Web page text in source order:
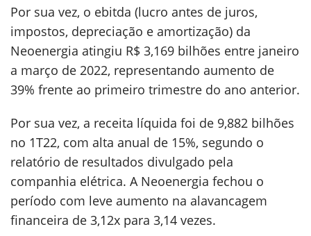
Por sua vez, o ebitda (lucro antes de juros,
impostos, depreciação e amortização) da
Neoenergia atingiu R$ 3,169 bilhões entre janeiro
a março de 2022, representando aumento de
39% frente ao primeiro trimestre do ano anterior.
Por sua vez, a receita líquida foi de 9,882 bilhões
no 1T22, com alta anual de 15%, segundo o
relatório de resultados divulgado pela
companhia elétrica. A Neoenergia fechou o
período com leve aumento na alavancagem
financeira de 3,12x para 3,14 vezes.